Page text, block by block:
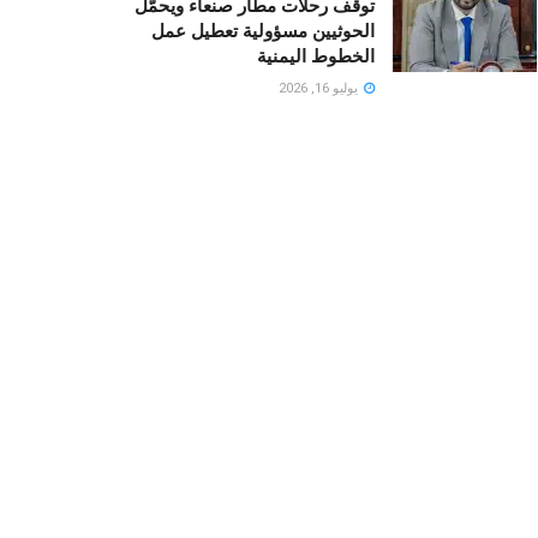
توقف رحلات مطار صنعاء ويحمّل
الحوثيين مسؤولية تعطيل عمل
الخطوط اليمنية
يوليو 16, 2026